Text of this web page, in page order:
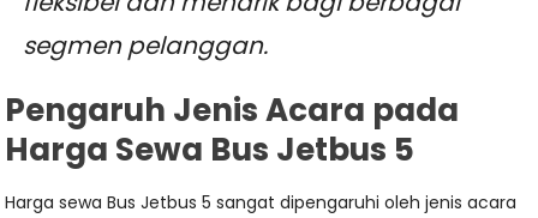
segmen pelanggan.
Pengaruh Jenis Acara pada
Harga Sewa Bus Jetbus 5
Harga sewa Bus Jetbus 5 sangat dipengaruhi oleh jenis acara